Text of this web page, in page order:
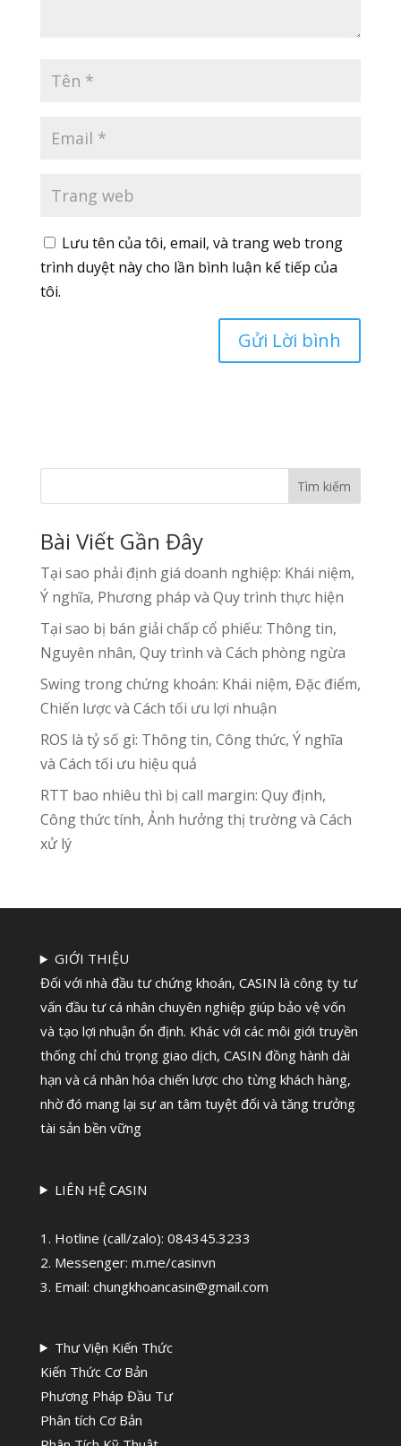
Lưu tên của tôi, email, và trang web trong
trình duyệt này cho lần bình luận kế tiếp của
tôi.
Tìm kiếm
Bài Viết Gần Đây
Tại sao phải định giá doanh nghiệp: Khái niệm,
Ý nghĩa, Phương pháp và Quy trình thực hiện
Tại sao bị bán giải chấp cổ phiếu: Thông tin,
Nguyên nhân, Quy trình và Cách phòng ngừa
Swing trong chứng khoán: Khái niệm, Đặc điểm,
Chiến lược và Cách tối ưu lợi nhuận
ROS là tỷ số gì: Thông tin, Công thức, Ý nghĩa
và Cách tối ưu hiệu quả
RTT bao nhiêu thì bị call margin: Quy định,
Công thức tính, Ảnh hưởng thị trường và Cách
xử lý
GIỚI THIỆU
Đối với nhà đầu tư chứng khoán, CASIN là công ty tư
vấn đầu tư cá nhân chuyên nghiệp giúp bảo vệ vốn
và tạo lợi nhuận ổn định. Khác với các môi giới truyền
thống chỉ chú trọng giao dịch, CASIN đồng hành dài
hạn và cá nhân hóa chiến lược cho từng khách hàng,
nhờ đó mang lại sự an tâm tuyệt đối và tăng trưởng
tài sản bền vững
LIÊN HỆ CASIN
1. Hotline (call/zalo): 084345.3233
2. Messenger: m.me/casinvn
3. Email: chungkhoancasin@gmail.com
Thư Viện Kiến Thức
Kiến Thức Cơ Bản
Phương Pháp Đầu Tư
Phân tích Cơ Bản